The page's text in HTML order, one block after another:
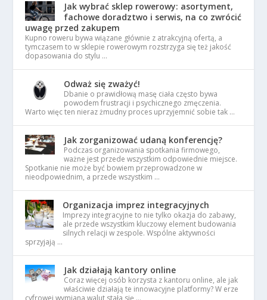
Jak wybrać sklep rowerowy: asortyment,
fachowe doradztwo i serwis, na co zwrócić
uwagę przed zakupem
Kupno roweru bywa wiązane głównie z atrakcyjną ofertą, a
tymczasem to w sklepie rowerowym rozstrzyga się też jakość
dopasowania do stylu …
Odważ się zważyć!
Dbanie o prawidłową masę ciała często bywa
powodem frustracji i psychicznego zmęczenia.
Warto więc ten nieraz żmudny proces uprzyjemnić sobie tak …
Jak zorganizować udaną konferencję?
Podczas organizowania spotkania firmowego,
ważne jest przede wszystkim odpowiednie miejsce.
Spotkanie nie może być bowiem przeprowadzone w
nieodpowiednim, a przede wszystkim …
Organizacja imprez integracyjnych
Imprezy integracyjne to nie tylko okazja do zabawy,
ale przede wszystkim kluczowy element budowania
silnych relacji w zespole. Wspólne aktywności
sprzyjają …
Jak działają kantory online
Coraz więcej osób korzysta z kantoru online, ale jak
właściwie działają te innowacyjne platformy? W erze
cyfrowej wymiana walut stała się …